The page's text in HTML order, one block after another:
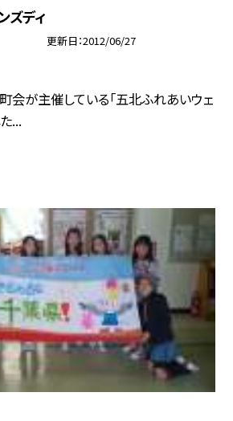
ズディ
更新日 2012/06/27
会が主催している「五北ふれあいウェ
...